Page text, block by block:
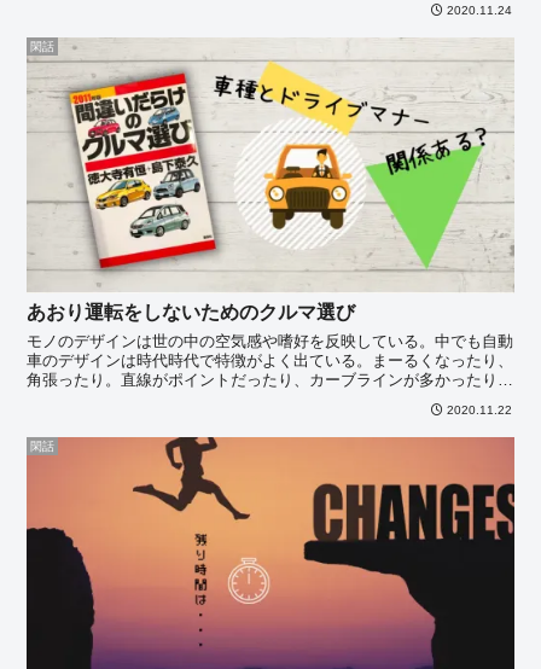
2020.11.24
閑話
あおり運転をしないためのクルマ選び
モノのデザインは世の中の空気感や嗜好を反映している。中でも自動
車のデザインは時代時代で特徴がよく出ている。まーるくなったり、
角張ったり。直線がポイントだったり、カーブラインが多かったり。
特にフェイスでいうと、近頃は吊り上がった目や強面顔をし・・・
2020.11.22
閑話